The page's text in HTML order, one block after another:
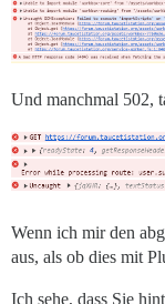
Und manchmal 502,
Wenn ich mir den
aus, als ob dies mit
Ich sehe, dass Sie